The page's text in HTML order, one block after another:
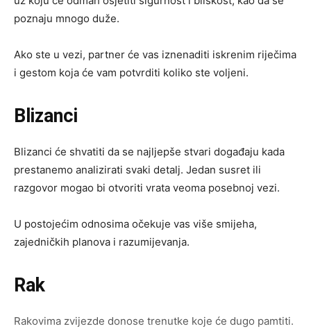
poznaju mnogo duže.
Ako ste u vezi, partner će vas iznenaditi iskrenim riječima
i gestom koja će vam potvrditi koliko ste voljeni.
Blizanci
Blizanci će shvatiti da se najljepše stvari događaju kada
prestanemo analizirati svaki detalj. Jedan susret ili
razgovor mogao bi otvoriti vrata veoma posebnoj vezi.
U postojećim odnosima očekuje vas više smijeha,
zajedničkih planova i razumijevanja.
Rak
Rakovima zvijezde donose trenutke koje će dugo pamtiti.